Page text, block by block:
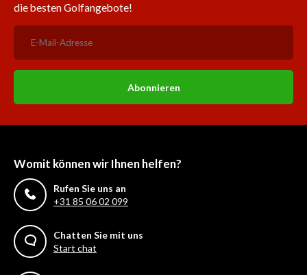
die besten Golfangebote!
Abonnieren
Womit können wir Ihnen helfen?
Rufen Sie uns an
+31 85 06 02 099
Chatten Sie mit uns
Start chat